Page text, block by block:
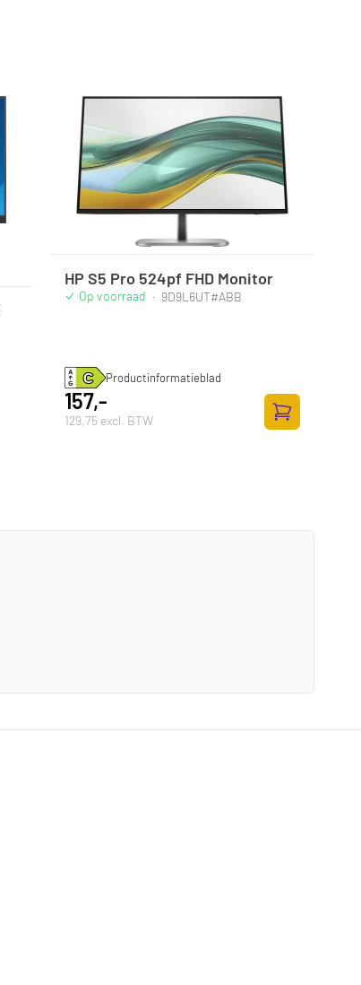
HP S5 Pro 524pf FHD Monitor
Op voorraad · 9D9L6UT#ABB
Productinformatieblad
157,-
129,75 excl. BTW
Toevoegen